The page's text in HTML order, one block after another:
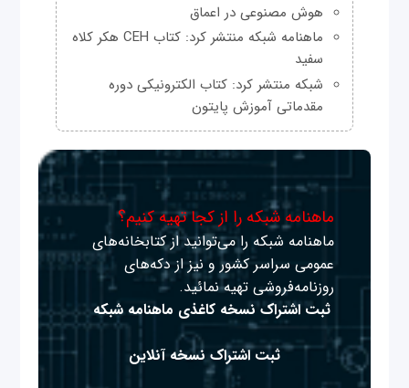
هوش مصنوعی در اعماق
ماهنامه شبکه منتشر کرد: کتاب CEH هکر کلاه
سفید
شبکه منتشر کرد: کتاب الکترونیکی دوره
مقدماتی آموزش پایتون
ماهنامه شبکه را از کجا تهیه کنیم؟
ماهنامه شبکه را می‌توانید از کتابخانه‌های
عمومی سراسر کشور و نیز از دکه‌های
روزنامه‌فروشی تهیه نمائید.
ثبت اشتراک نسخه کاغذی ماهنامه شبکه
ثبت اشتراک نسخه آنلاین